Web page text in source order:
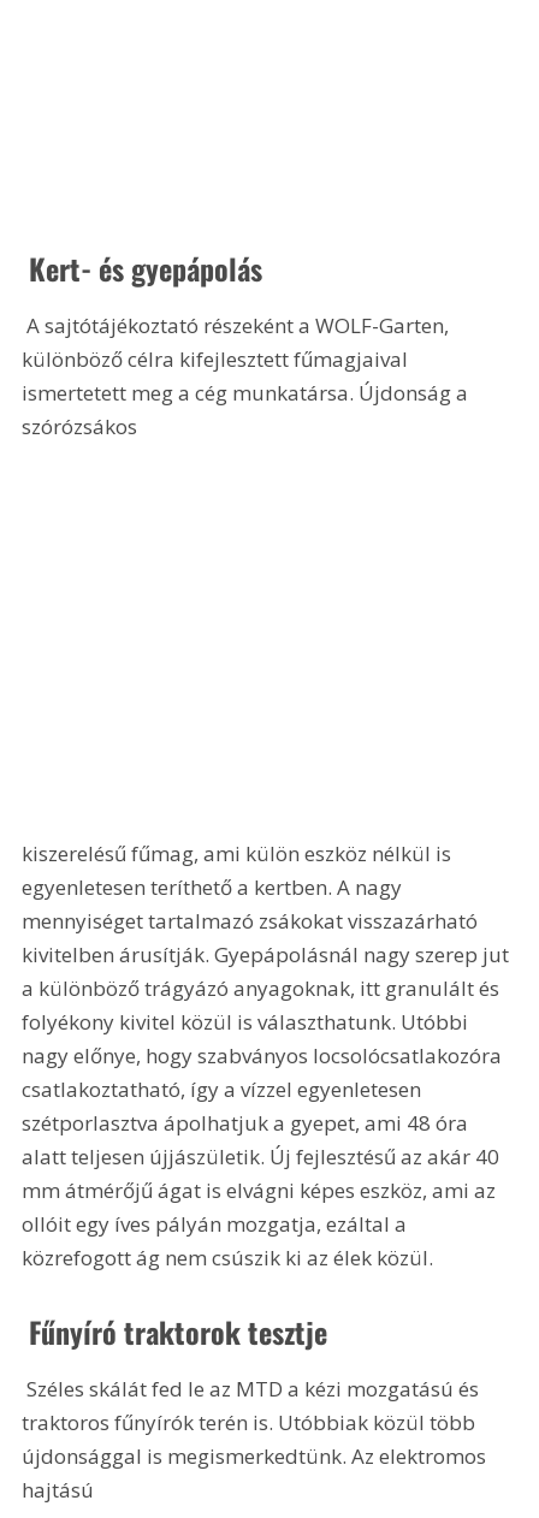
Kert- és gyepápolás
A sajtótájékoztató részeként a WOLF-Garten,
különböző célra kifejlesztett fűmagjaival
ismertetett meg a cég munkatársa. Újdonság a
szórózsákos
kiszerelésű fűmag, ami külön eszköz nélkül is
egyenletesen teríthető a kertben. A nagy
mennyiséget tartalmazó zsákokat visszazárható
kivitelben árusítják. Gyepápolásnál nagy szerep jut
a különböző trágyázó anyagoknak, itt granulált és
folyékony kivitel közül is választhatunk. Utóbbi
nagy előnye, hogy szabványos locsolócsatlakozóra
csatlakoztatható, így a vízzel egyenletesen
szétporlasztva ápolhatjuk a gyepet, ami 48 óra
alatt teljesen újjászületik. Új fejlesztésű az akár 40
mm átmérőjű ágat is elvágni képes eszköz, ami az
ollóit egy íves pályán mozgatja, ezáltal a
közrefogott ág nem csúszik ki az élek közül.
Fűnyíró traktorok tesztje
Széles skálát fed le az MTD a kézi mozgatású és
traktoros fűnyírók terén is. Utóbbiak közül több
újdonsággal is megismerkedtünk. Az elektromos
hajtású